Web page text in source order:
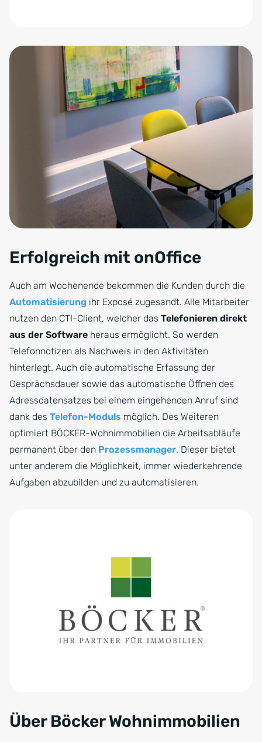
Erfolgreich mit onOffice
Auch am Wochenende bekommen die Kunden durch die
Automatisierung ihr Exposé zugesandt. Alle Mitarbeiter
nutzen den CTI-Client, welcher das Telefonieren direkt
aus der Software heraus ermöglicht. So werden
Telefonnotizen als Nachweis in den Aktivitäten
hinterlegt. Auch die automatische Erfassung der
Gesprächsdauer sowie das automatische Öffnen des
Adressdatensatzes bei einem eingehenden Anruf sind
dank des Telefon-Moduls möglich. Des Weiteren
optimiert BÖCKER-Wohnimmobilien die Arbeitsabläufe
permanent über den Prozessmanager. Dieser bietet
unter anderem die Möglichkeit, immer wiederkehrende
Aufgaben abzubilden und zu automatisieren.
Über Böcker Wohnimmobilien